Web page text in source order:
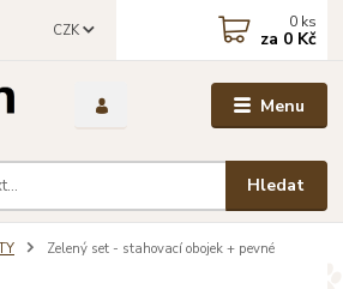
Menu
CZK
Hledat
0 ks
za 0 Kč
Zelený set - stahovací obojek + pevné